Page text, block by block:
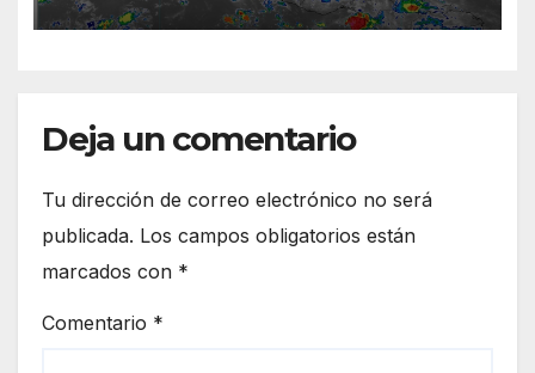
Deja un comentario
Tu dirección de correo electrónico no será
publicada. Los campos obligatorios están
marcados con *
Comentario *